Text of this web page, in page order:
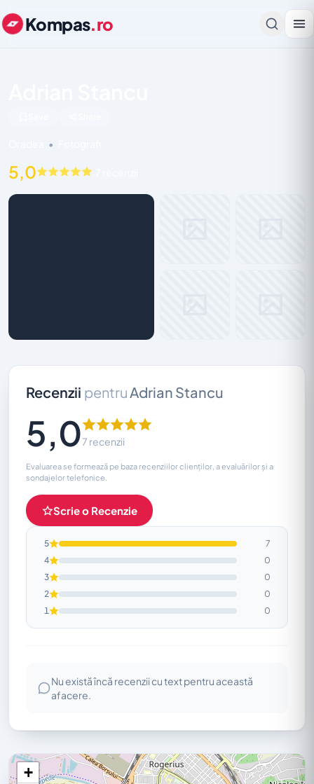
Kompas.ro
•
5,0
Recenzii pentruAdrian Stancu
5,07 recenzii
Evaluarea se formează pe baza recenziilor clienților, a evaluărilor și a
sondajelor telefonice.
Scrie o Recenzie
5
7
4
0
3
0
2
0
1
0
Nu există încă recenzii cu text pentru această
afacere.
+